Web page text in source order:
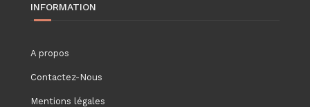
INFORMATION
A propos
Contactez-Nous
Mentions légales